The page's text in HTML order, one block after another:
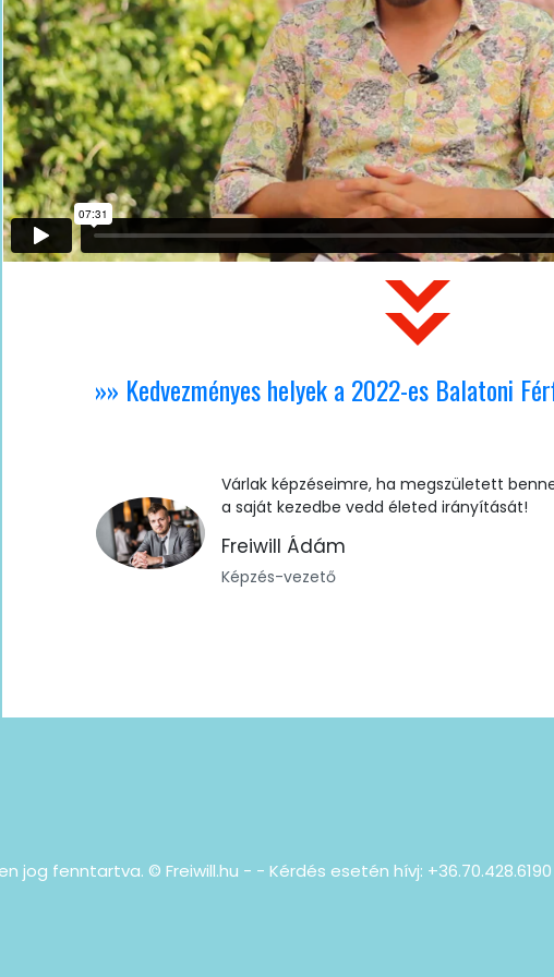
»» Kedvezményes helyek a 2022-es Balatoni
Várlak képzéseimre, ha megszületett
a saját kezedbe vedd életed irányítását!
Freiwill Ádám
Képzés-vezető
jog fenntartva. © Freiwill.hu - - Kérdés esetén hívj: +36.70.428.6190